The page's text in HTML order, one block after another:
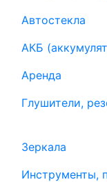
Автостекла
АКБ
Аренда
Глушители,
Зеркала
Инструменты,